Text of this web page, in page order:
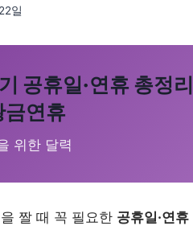
일
공휴일·연휴 총정리
금연휴
위한 달력
짤 때 꼭 필요한 공휴일·연휴